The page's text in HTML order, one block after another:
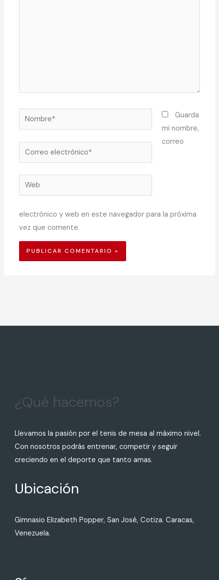
Nombre*
Correo
electrónico*
Web
Guarda
mi nombre,
correo
electrónico y web en este navegador para la próxima
vez que comente.
¿Qué hacemos?
Llevamos la pasión por el tenis de mesa al máximo nivel.
Con nosotros podrás entrenar, competir y seguir
creciendo en el deporte que tanto amas.
Ubicación
Gimnasio Elizabeth Popper, San José, Cotiza. Caracas,
Venezuela.